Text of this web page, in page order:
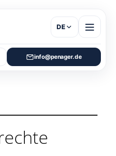
info@penager.de
DE